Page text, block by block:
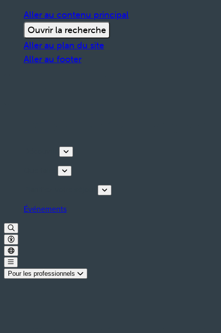
Aller au contenu principal
Ouvrir la recherche
Aller au plan du site
Aller au footer
Événements
Pour les professionnels